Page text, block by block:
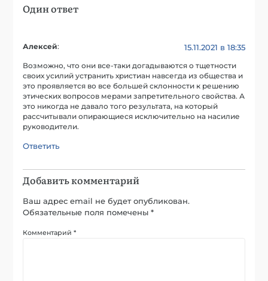
Один ответ
Алексей: 15.11.2021 в 18:35
Возможно, что они все-таки догадываются о тщетности
своих усилий устранить христиан навсегда из общества и
это проявляется во все большей склонности к решению
этических вопросов мерами запретительного свойства. А
это никогда не давало того результата, на который
рассчитывали опирающиеся исключительно на насилие
руководители.
Ответить
Добавить комментарий
Ваш адрес email не будет опубликован.
Обязательные поля помечены*
Комментарий*